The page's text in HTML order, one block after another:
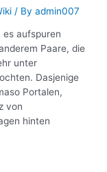
/ By admin007
es aufspuren
Paare, die
unter
Dasjenige
Portalen,
von
hinten